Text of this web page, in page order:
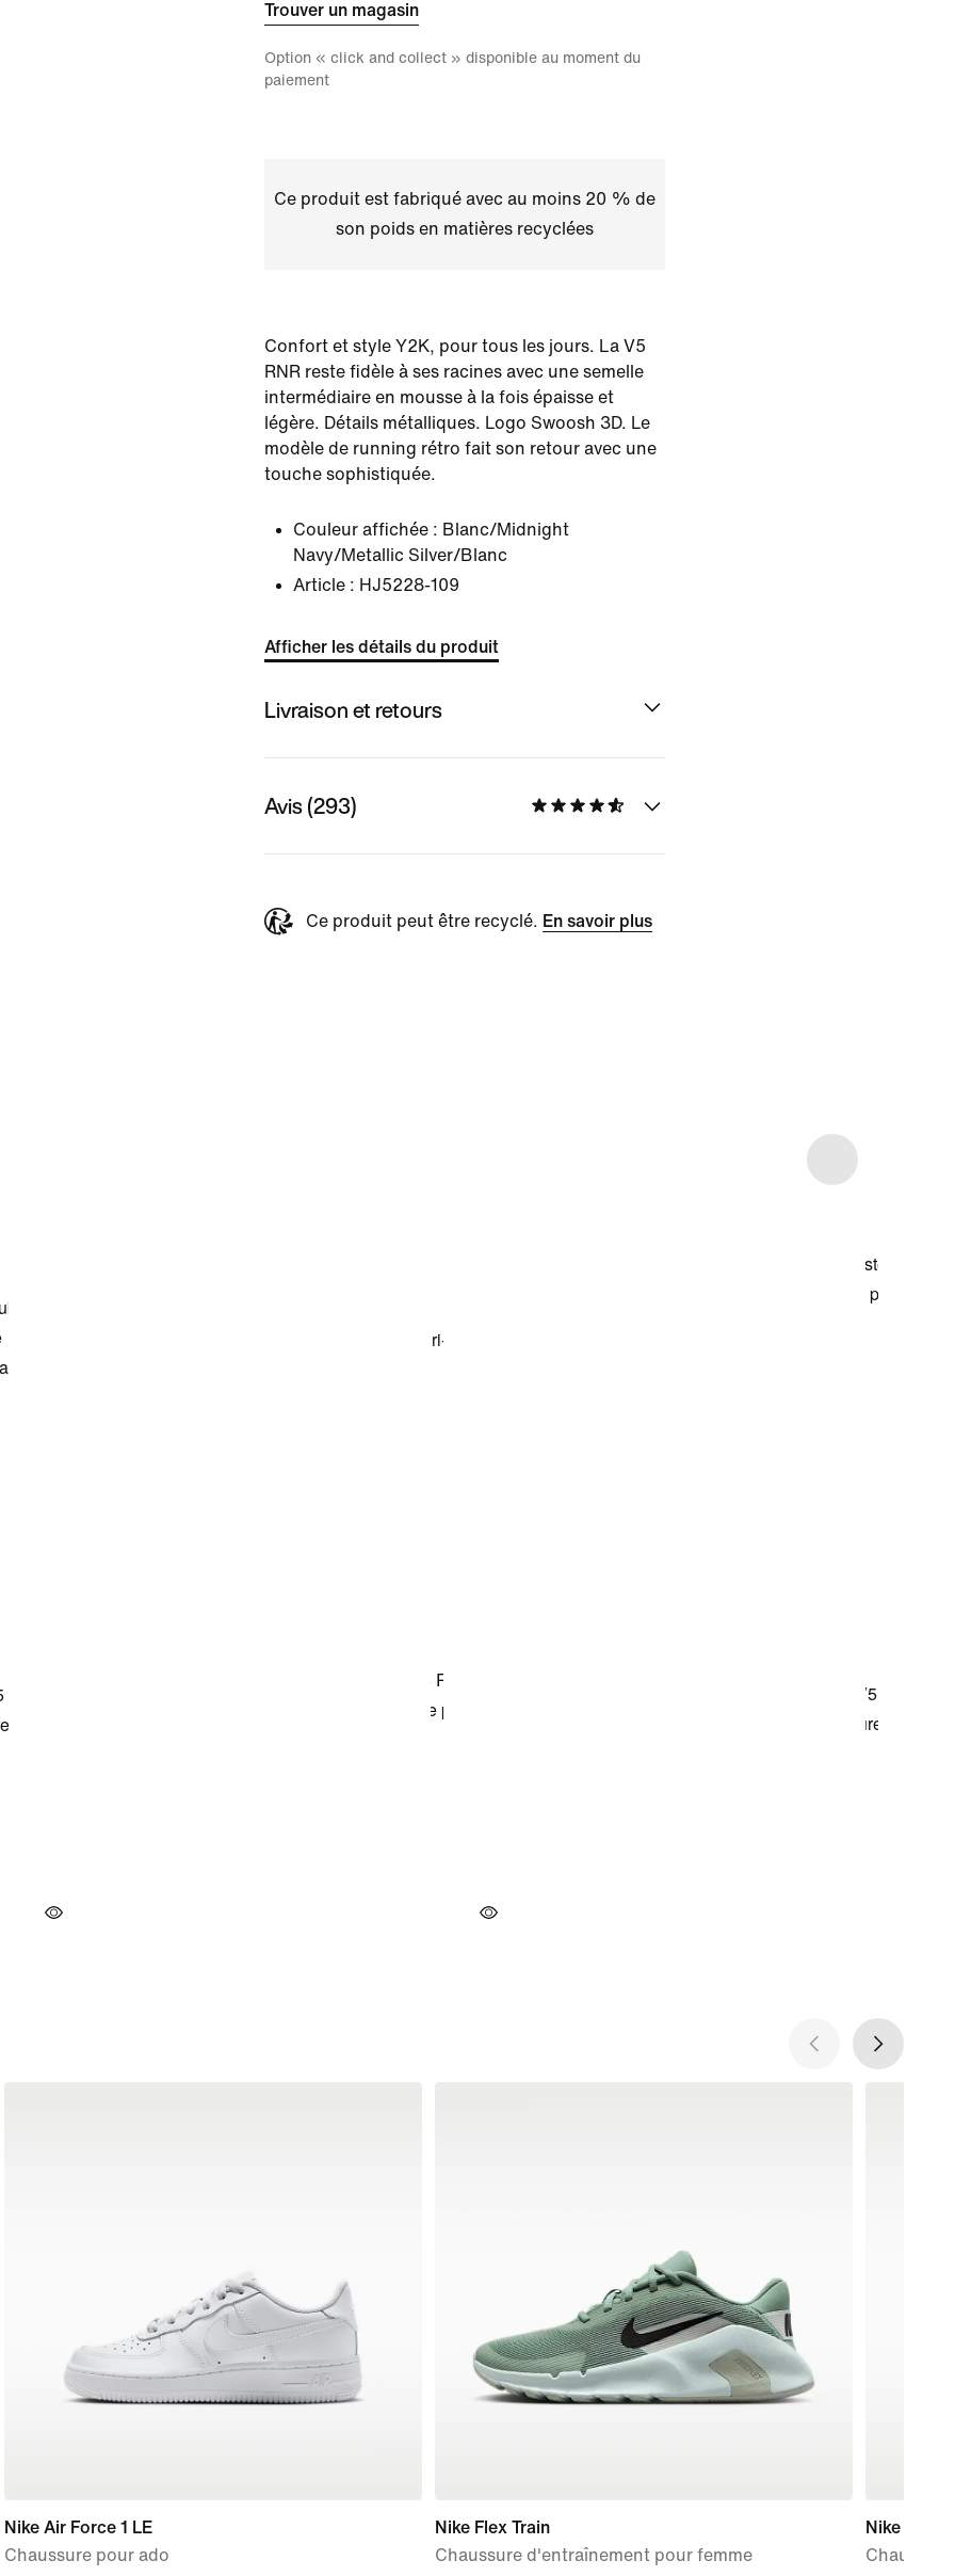
Trouver un magasin
Option « click and collect » disponible au moment du
paiement
Ce produit est fabriqué avec au moins 20 % de
son poids en matières recyclées
Confort et style Y2K, pour tous les jours. La V5
RNR reste fidèle à ses racines avec une semelle
intermédiaire en mousse à la fois épaisse et
légère. Détails métalliques. Logo Swoosh 3D. Le
modèle de running rétro fait son retour avec une
touche sophistiquée.
Couleur affichée : Blanc/Midnight
Navy/Metallic Silver/Blanc
Article : HJ5228-109
Afficher les détails du produit
Livraison et retours
Avis (293)
Ce produit peut être recyclé. En savoir plus
Nike Air Force 1 LE
Chaussure pour ado
Nike Flex Train
Chaussure d'entraînement pour femme
Nike P-